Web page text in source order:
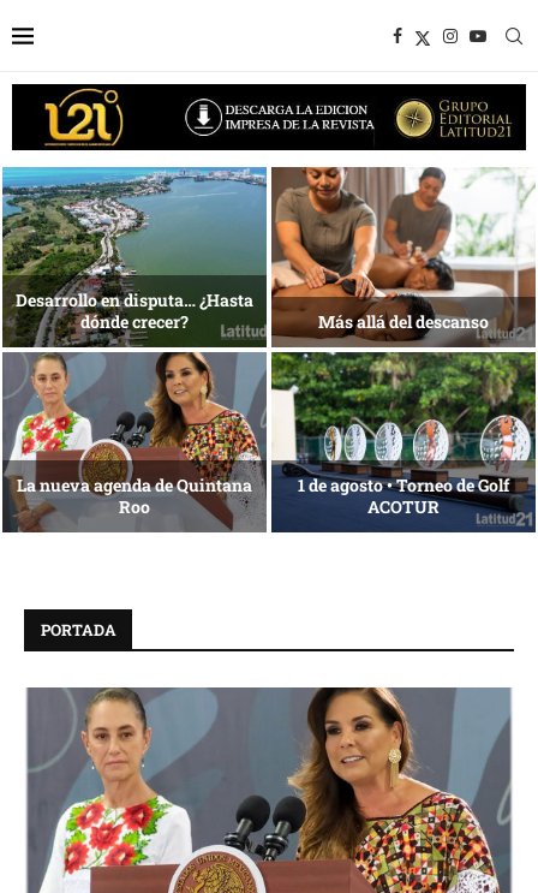
Bottega, un viaje servido a la
mesa
Energía que Impulsa la
competitividad
Reconocimiento de viajeros La esencia del servicio
PORTADA